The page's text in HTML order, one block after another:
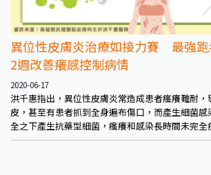
異位性皮膚炎治療如接力賽 最強跑
2週改善癢感控制病情
2020-06-17
洪千惠指出，異位性皮膚炎常造成患者瘙癢難耐
皮，甚至有患者抓到全身遍布傷口，而產生細菌
全之下產生抗藥型細菌，瘙癢和感染長時間未完
化，病人往往因此不敢出門、不敢與他人接觸，